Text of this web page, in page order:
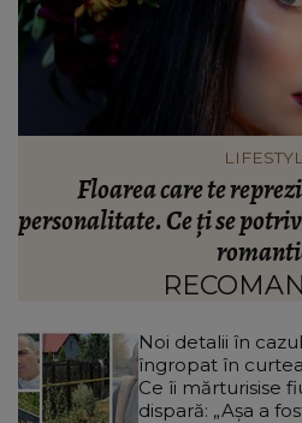
Care este trucul
păr atât de lung. Artista
ajutat-o când avea
din
Noi detalii în
îngropat în
Ce îi mărturisise
dispară: „Așa a